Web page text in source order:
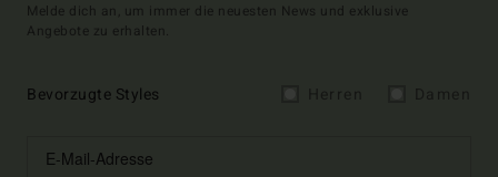
Melde dich an, um immer die neuesten News und exklusive
Angebote zu erhalten.
Bevorzugte Styles